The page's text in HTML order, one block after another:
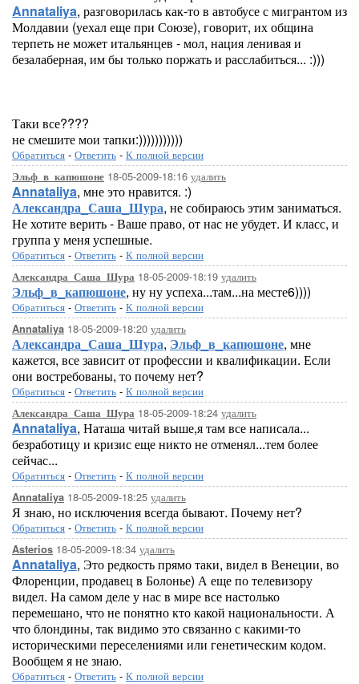
Annataliya, разговорилась как-то в автобусе с мигрантом из
Молдавии (уехал еще при Союзе), говорит, их община
терпеть не может итальянцев - мол, нация ленивая и
безалаберная, им бы только поржать и расслабиться... :)))
Таки все????
не смешите мои тапки:)))))))))))
Обратиться - Ответить - К полной версии
Эльф_в_капюшоне 18-05-2009-18:16 удалить
Annataliya, мне это нравится. :)
Александра_Саша_Шура, не собираюсь этим заниматься.
Не хотите верить - Ваше право, от нас не убудет. И класс, и
группа у меня успешные.
Обратиться - Ответить - К полной версии
Александра_Саша_Шура 18-05-2009-18:19 удалить
Эльф_в_капюшоне, ну ну успеха...там...на месте6))))
Обратиться - Ответить - К полной версии
Annataliya 18-05-2009-18:20 удалить
Александра_Саша_Шура, Эльф_в_капюшоне, мне
кажется, все зависит от профессии и квалификации. Если
они востребованы, то почему нет?
Обратиться - Ответить - К полной версии
Александра_Саша_Шура 18-05-2009-18:24 удалить
Annataliya, Наташа читай выше,я там все написала...
безработицу и кризис еще никто не отменял...тем более
сейчас...
Обратиться - Ответить - К полной версии
Annataliya 18-05-2009-18:25 удалить
Я знаю, но исключения всегда бывают. Почему нет?
Обратиться - Ответить - К полной версии
Asterios 18-05-2009-18:34 удалить
Annataliya, Это редкость прямо таки, видел в Венеции, во
Флоренции, продавец в Болонье) А еще по телевизору
видел. На самом деле у нас в мире все настолько
перемешано, что не понятно кто какой национальности. А
что блондины, так видимо это связанно с какими-то
историческими переселениями или генетическим кодом.
Вообщем я не знаю.
Обратиться - Ответить - К полной версии